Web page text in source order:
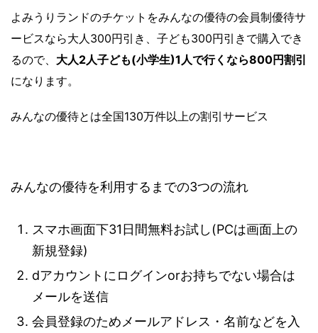
よみうりランドのチケットをみんなの優待の会員制優待サ
ービスなら大人300円引き、子ども300円引きで購入でき
るので、 大人2人子ども(小学生)1人で行くなら800円割引
になります。
みんなの優待とは全国130万件以上の割引サービス
みんなの優待を利用するまでの3つの流れ
スマホ画面下31日間無料お試し(PCは画面上の
新規登録)
dアカウントにログインorお持ちでない場合は
メールを送信
会員登録のためメールアドレス・名前などを入